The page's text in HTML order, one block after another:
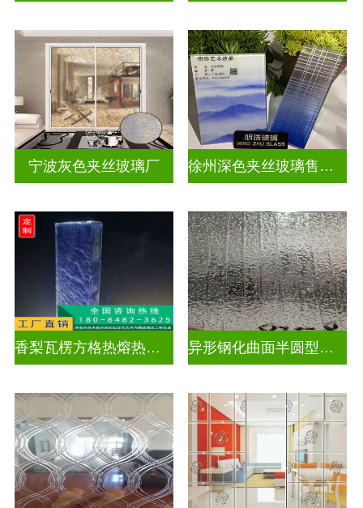
宁波灰色夹丝玻璃厂 徐州深色夹丝玻璃售价多少钱
香梨瓦楞方格热熔热弯玻璃 异形钢化曲面半圆型异形弧形玻璃